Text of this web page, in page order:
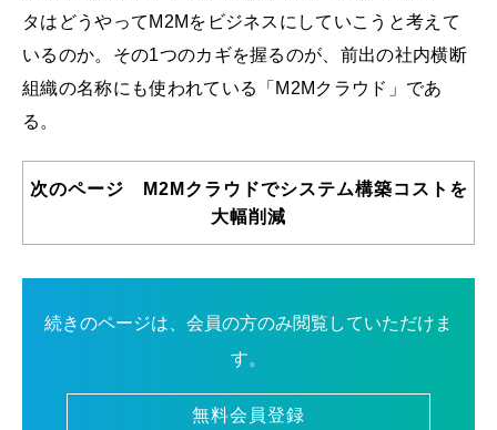
タはどうやってM2Mをビジネスにしていこうと考えて
いるのか。その1つのカギを握るのが、前出の社内横断
組織の名称にも使われている「M2Mクラウド」であ
る。
次のページ M2Mクラウドでシステム構築コストを
大幅削減
続きのページは、会員の方のみ閲覧していただけま
す。
無料会員登録